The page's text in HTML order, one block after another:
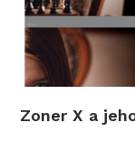
Zoner X a